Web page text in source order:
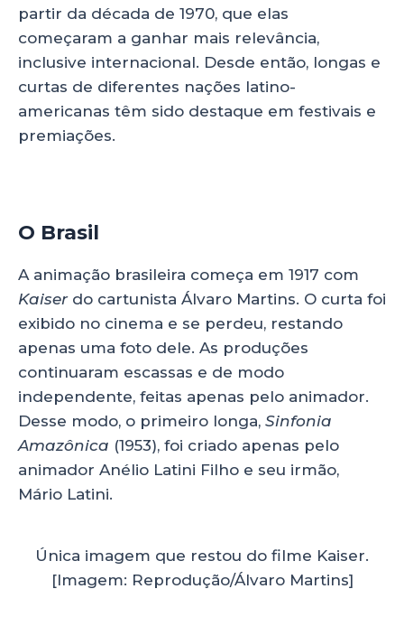
partir da década de 1970, que elas
começaram a ganhar mais relevância,
inclusive internacional. Desde então, longas e
curtas de diferentes nações latino-
americanas têm sido destaque em festivais e
premiações.
O Brasil
A animação brasileira começa em 1917 com
Kaiserdo cartunista Álvaro Martins. O curta foi
exibido no cinema e se perdeu, restando
apenas uma foto dele. As produções
continuaram escassas e de modo
independente, feitas apenas pelo animador.
Desse modo, o primeiro longa, Sinfonia
Amazônica (1953), foi criado apenas pelo
animador Anélio Latini Filho e seu irmão,
Mário Latini.
Única imagem que restou do filme Kaiser.
[Imagem: Reprodução/Álvaro Martins]